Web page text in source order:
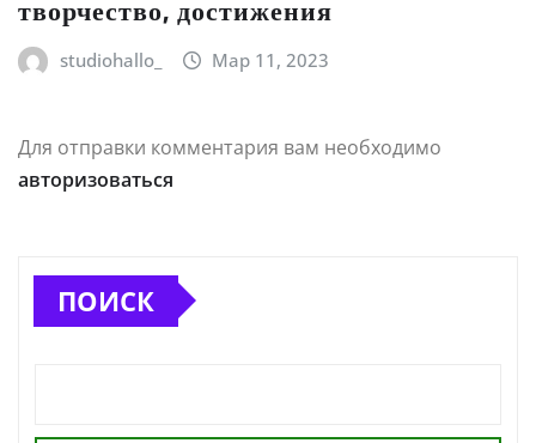
творчество, достижения
studiohallo_ Мар 11, 2023
Для отправки комментария вам необходимо
авторизоваться
ПОИСК